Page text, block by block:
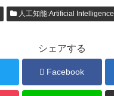
人工知能:Artificial Intelligence
シェアする
Facebook